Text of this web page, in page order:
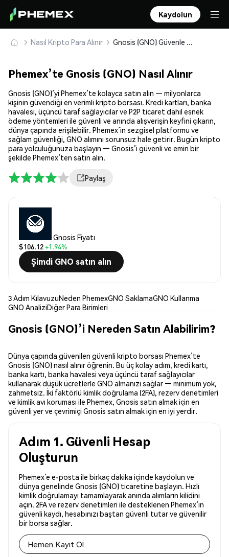
Kaydolun
Nasıl Kripto Para Alınır Gnosis (GNO) Güvenle Satın Alın ve Saklayın
Phemex’te Gnosis (GNO) Nasıl Alınır
Gnosis (GNO)’yi Phemex’te kolayca satın alın — milyonlarca
kişinin güvendiği en verimli kripto borsası. Kredi kartları, banka
havalesi, üçüncü taraf sağlayıcılar ve P2P ticaret dahil esnek
ödeme yöntemleri ile güvenli ve anında alışverişin keyfini çıkarın,
dünya çapında erişilebilir. Phemex’in sezgisel platformu ve
sağlam güvenliği, GNO alımını sorunsuz hale getirir. Bugün kripto
para yolculuğunuza başlayın — Gnosis’i güvenli ve emin bir
şekilde Phemex’ten satın alın.
Paylaş
Gnosis Fiyatı
$106.12+1.94%
Şimdi GNO satın alın
3 Adım KılavuzuNeden PhemexGNO SaklamaGNO Kullanma
GNO AnaliziDiğer Para Birimleri
Gnosis (GNO)’i Nereden Satın Alabilirim?
Dünya çapında güvenilen güvenli kripto borsası Phemex’te
Gnosis (GNO) nasıl alınır öğrenin. Bu üç kolay adım, kredi kartı,
banka kartı, banka havalesi veya üçüncü taraf sağlayıcılar
kullanarak düşük ücretlerle GNO almanızı sağlar — minimum yok,
zahmetsiz. İki faktörlü kimlik doğrulama (2FA), rezerv denetimleri
ve kimlik avı koruması ile Phemex, Gnosis satın almak için en
güvenli yer ve çevrimiçi Gnosis satın almak için en iyi yerdir.
Adım 1. Güvenli Hesap
Oluşturun
Phemex’e e-posta ile birkaç dakika içinde kaydolun ve
dünya genelinde Gnosis (GNO) ticaretine başlayın. Hızlı
kimlik doğrulamayı tamamlayarak anında alımların kilidini
açın. 2FA ve rezerv denetimleri ile desteklenen Phemex’in
güvenli kaydı, hesabınızı baştan güvenli tutar ve güvenilir
bir borsa sağlar.
Hemen Kayıt Ol